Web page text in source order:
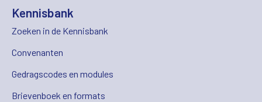
Kennisbank
Zoeken in de Kennisbank
Convenanten
Gedragscodes en modules
Brievenboek en formats